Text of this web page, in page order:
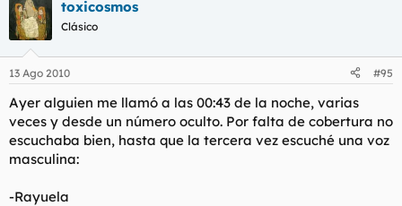
toxicosmos
Clásico
13 Ago 2010 #95
Ayer alguien me llamó a las 00:43 de la noche, varias
veces y desde un número oculto. Por falta de cobertura no
escuchaba bien, hasta que la tercera vez escuché una voz
masculina:
-Rayuela